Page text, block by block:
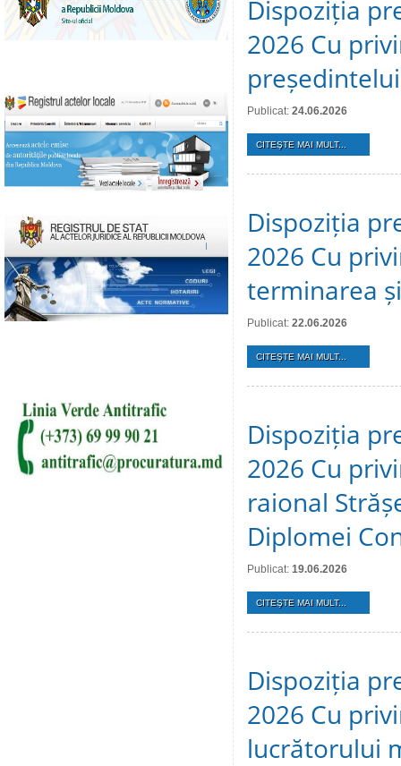
Dispoziția
2026 Cu
Publicat: 24.06.2026
CITEŞTE MAI MULT...
Dispoziția
2026 Cu
terminarea
Publicat: 22.06.2026
CITEŞTE MAI MULT...
Dispoziția
2026 Cu
raional
Diplomei
Publicat: 19.06.2026
CITEŞTE MAI MULT...
Dispoziția
2026 Cu
lucrătorului